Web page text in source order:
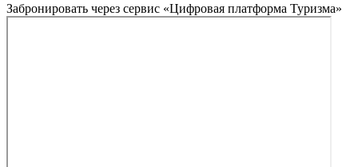
Забронировать через сервис «Цифровая платформа Туризма»